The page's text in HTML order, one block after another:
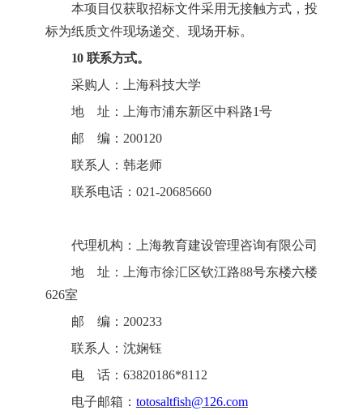
本项目仅获取招标文件采用无接触方式，投
标为纸质文件现场递交、现场开标。
10 联系方式。
采购 人：上海科技大学
地 址：上海市浦东新区中科路1号
邮 编：200120
联系 人： 韩老师
联系电话：021-20685660
代理机构：
上海教育建设管理咨询有限公司
地 址： 上海市徐汇区钦江路88号东楼六楼
626室
邮 编： 200233
联系 人： 沈娴钰
电 话： 63820186*8112
电子邮箱： totosaltfish@126.com